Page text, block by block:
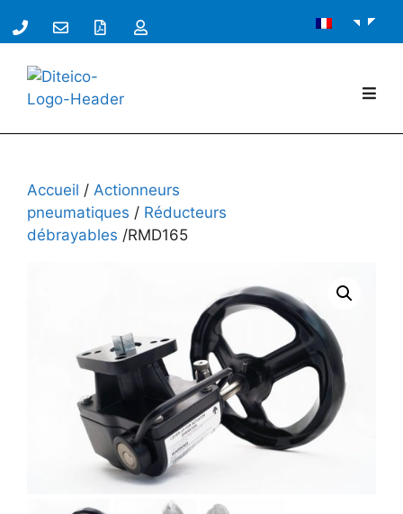
Accueil / Actionneurs
pneumatiques / Réducteurs
débrayables /RMD165